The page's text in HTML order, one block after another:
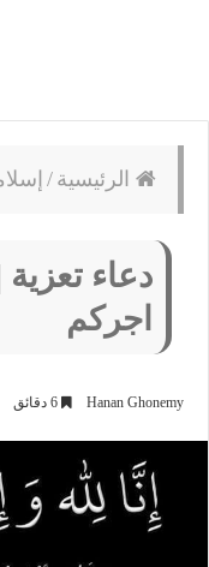
الرئيسية /
دعاء
اجركم
Hanan Ghonemy